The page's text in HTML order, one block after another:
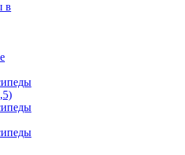
в